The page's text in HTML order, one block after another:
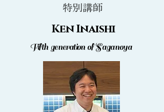
Ken Inaishi
Fifth generation of Saganoya